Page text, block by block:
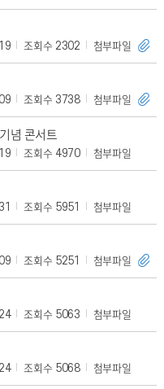
조회수 2302 첨부파일
조회수 3738 첨부파일
념 콘서트
조회수 4970 첨부파일
조회수 5951 첨부파일
조회수 5251 첨부파일
조회수 5063 첨부파일
조회수 5068 첨부파일